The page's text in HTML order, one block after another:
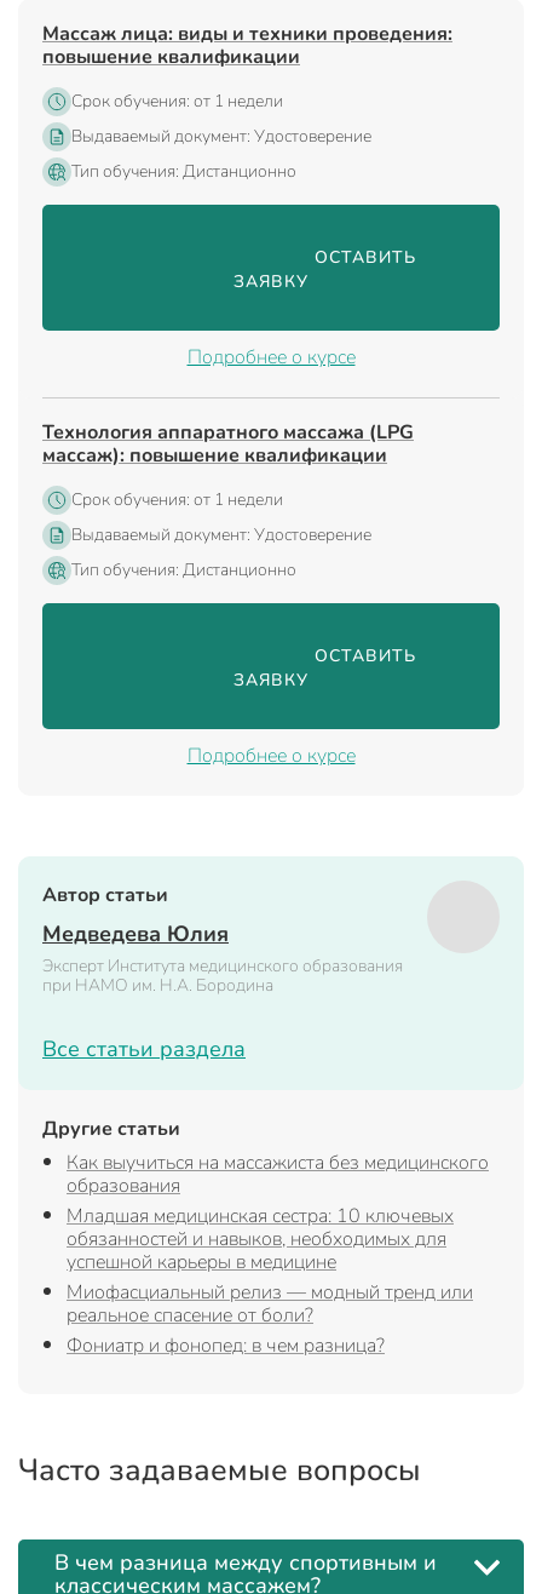
Массаж лица: виды и техники проведения:
повышение квалификации
Срок обучения: от 1 недели
Выдаваемый документ: Удостоверение
Тип обучения: Дистанционно
                                ОСТАВИТЬ
ЗАЯВКУ
Подробнее о курсе
Технология аппаратного массажа (LPG
массаж): повышение квалификации
Срок обучения: от 1 недели
Выдаваемый документ: Удостоверение
Тип обучения: Дистанционно
                                ОСТАВИТЬ
ЗАЯВКУ
Подробнее о курсе
Автор статьи
Медведева Юлия
Эксперт Института медицинского образования
при НАМО им. Н.А. Бородина
Все статьи раздела
Другие статьи
Как выучиться на массажиста без медицинского
образования
Младшая медицинская сестра: 10 ключевых
обязанностей и навыков, необходимых для
успешной карьеры в медицине
Миофасциальный релиз — модный тренд или
реальное спасение от боли?
Фониатр и фонопед: в чем разница?
Часто задаваемые вопросы
В чем разница между спортивным и
классическим массажем?